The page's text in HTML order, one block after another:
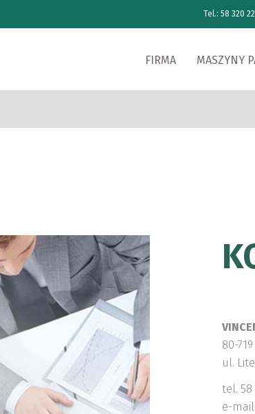
Tel.: 58 320
FIRMA MASZYNY
80-
ul.
tel. 58
e-